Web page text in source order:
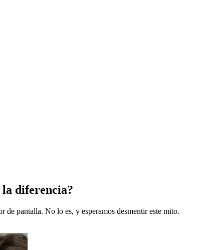
la diferencia?
pantalla. No lo es, y esperamos desmentir este mito.